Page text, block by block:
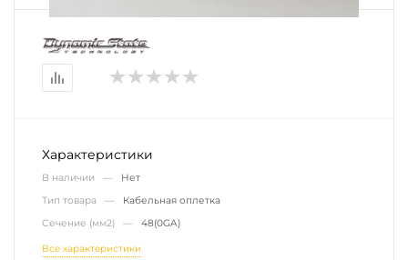
Характеристики
В наличии — Нет
Тип товара — Кабельная оплетка
Сечение (мм2) — 48(0GA)
Все характеристики